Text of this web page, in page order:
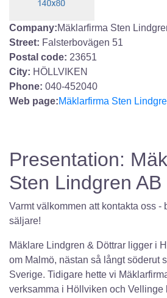
Company:Mäklarfirma Sten
Street: Falsterbovägen 51
Postal code: 23651
City: HÖLLVIKEN
Phone: 040-452040
Web page:Mäklarfirma Sten
Presentation:
Sten Lindgren AB
Varmt välkommen att kontakta oss -
säljare!
Mäklare Lindgren & Döttrar ligger i
om Malmö, nästan så långt söderut
Sverige. Tidigare hette vi
verksamma i Höllviken och Vellinge